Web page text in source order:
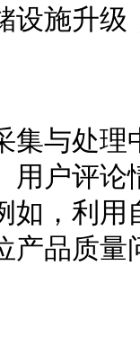
设施升
与处理
用户评
如，利
产品质